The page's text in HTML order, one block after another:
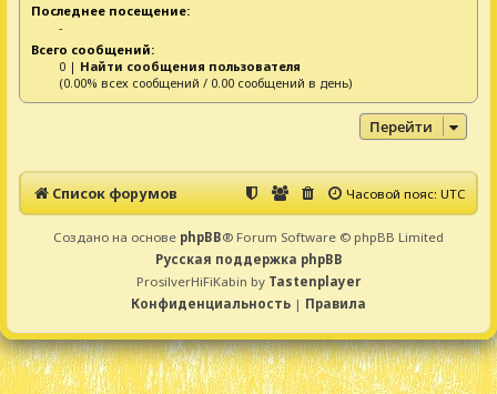
Последнее посещение:
-
Всего сообщений:
0 | Найти сообщения пользователя
(0.00% всех сообщений / 0.00 сообщений в день)
Перейти
Список форумов Часовой пояс:UTC
Создано на основе phpBB® Forum Software © phpBB Limited
Русская поддержка phpBB
ProsilverHiFiKabin by Tastenplayer
Конфиденциальность | Правила